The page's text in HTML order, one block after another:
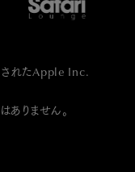
れたApple Inc.
りません。